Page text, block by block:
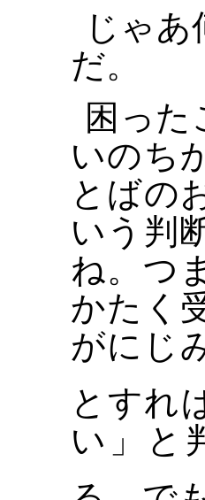
じゃ
だ。
困っ
いのち
とばの
いう判
ね。つ
かたく
がにじ
とすれ
い」と